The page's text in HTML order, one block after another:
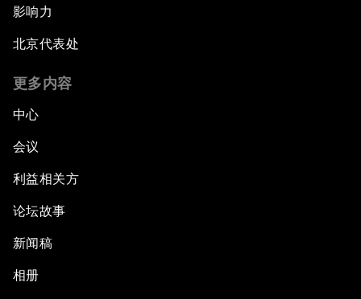
影响力
北京代表处
更多内容
中心
会议
利益相关方
论坛故事
新闻稿
相册